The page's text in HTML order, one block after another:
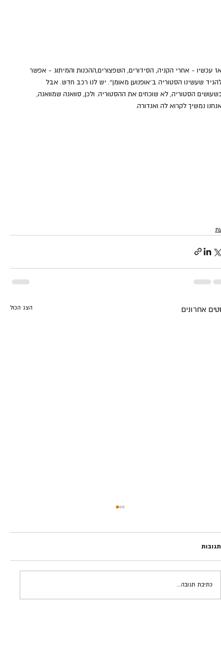
עכשיו - אחרי הקניה, הסידורים, השפצורים,ההכנות והמיתוג - אפשר
שעשינו הסטוריה ב׳אופנוען מאומן״. יש לנו רכב חדש. אבל
הסטוריה, לא שוכחים את ההסטוריה. ולכן, סוואנה שמוואנה,
נמשיך לקרוא לה ואנדורה.
אחרונים הצג הכול
תגובות
כתיבת תגובה...